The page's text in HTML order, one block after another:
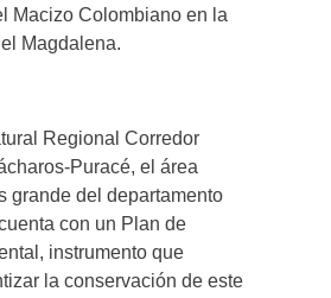
Macizo Colombiano en la
Magdalena.
Regional Corredor
Puracé, el área
grande del departamento
con un Plan de
instrumento que
la conservación de este